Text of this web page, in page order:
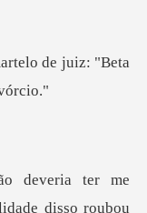
artelo de juiz: "Beta
sso roubou